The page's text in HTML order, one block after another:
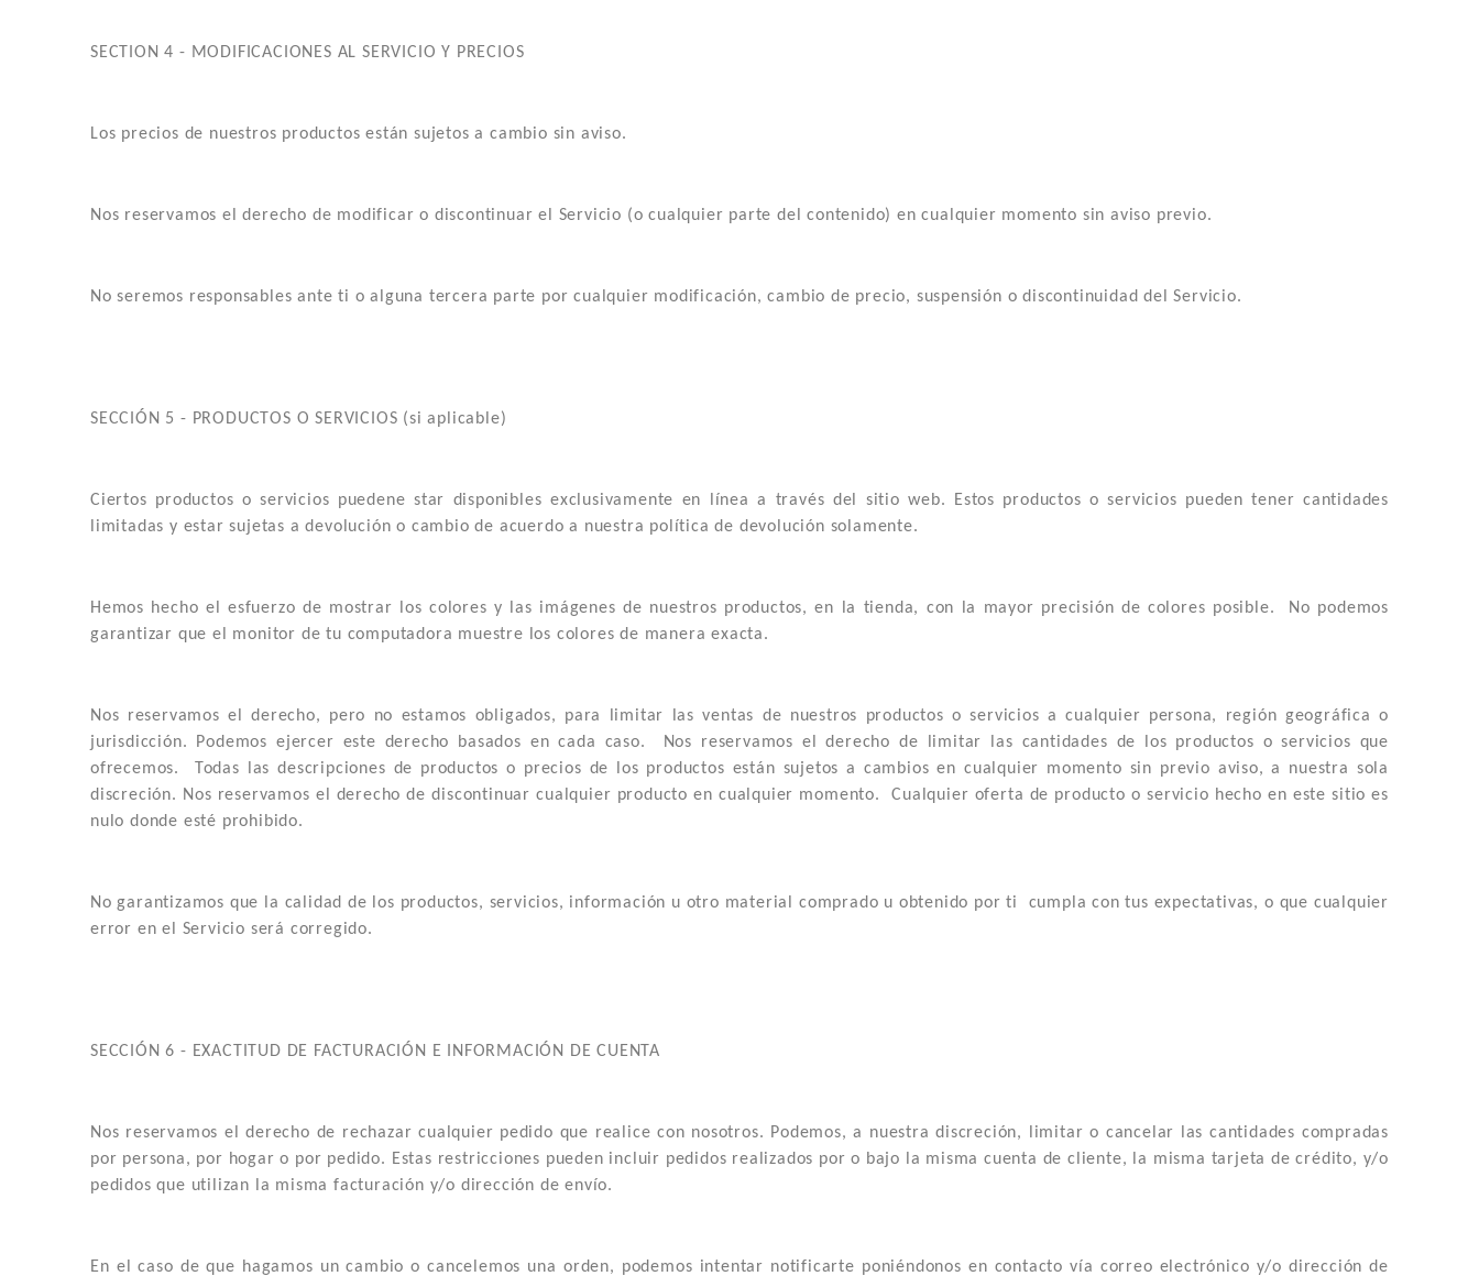
SECTION 4 - MODIFICACIONES AL SERVICIO Y PRECIOS
Los precios de nuestros productos están sujetos a cambio sin aviso.
Nos reservamos el derecho de modificar o discontinuar el Servicio (o cualquier parte del contenido) en cualquier momento sin aviso previo.
No seremos responsables ante ti o alguna tercera parte por cualquier modificación, cambio de precio, suspensión o discontinuidad del Servicio.
SECCIÓN 5 - PRODUCTOS O SERVICIOS (si aplicable)
Ciertos productos o servicios puedene star disponibles exclusivamente en línea a través del sitio web. Estos productos o servicios pueden tener cantidades
limitadas y estar sujetas a devolución o cambio de acuerdo a nuestra política de devolución solamente.
Hemos hecho el esfuerzo de mostrar los colores y las imágenes de nuestros productos, en la tienda, con la mayor precisión de colores posible. No podemos
garantizar que el monitor de tu computadora muestre los colores de manera exacta.
Nos reservamos el derecho, pero no estamos obligados, para limitar las ventas de nuestros productos o servicios a cualquier persona, región geográfica o
jurisdicción. Podemos ejercer este derecho basados en cada caso. Nos reservamos el derecho de limitar las cantidades de los productos o servicios que
ofrecemos. Todas las descripciones de productos o precios de los productos están sujetos a cambios en cualquier momento sin previo aviso, a nuestra sola
discreción. Nos reservamos el derecho de discontinuar cualquier producto en cualquier momento. Cualquier oferta de producto o servicio hecho en este sitio es
nulo donde esté prohibido.
No garantizamos que la calidad de los productos, servicios, información u otro material comprado u obtenido por ti cumpla con tus expectativas, o que cualquier
error en el Servicio será corregido.
SECCIÓN 6 - EXACTITUD DE FACTURACIÓN E INFORMACIÓN DE CUENTA
Nos reservamos el derecho de rechazar cualquier pedido que realice con nosotros. Podemos, a nuestra discreción, limitar o cancelar las cantidades compradas
por persona, por hogar o por pedido. Estas restricciones pueden incluir pedidos realizados por o bajo la misma cuenta de cliente, la misma tarjeta de crédito, y/o
pedidos que utilizan la misma facturación y/o dirección de envío.
En el caso de que hagamos un cambio o cancelemos una orden, podemos intentar notificarte poniéndonos en contacto vía correo electrónico y/o dirección de